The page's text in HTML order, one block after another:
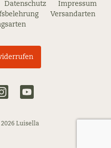
Datenschutz
Impressum
Versandarten
Luisella